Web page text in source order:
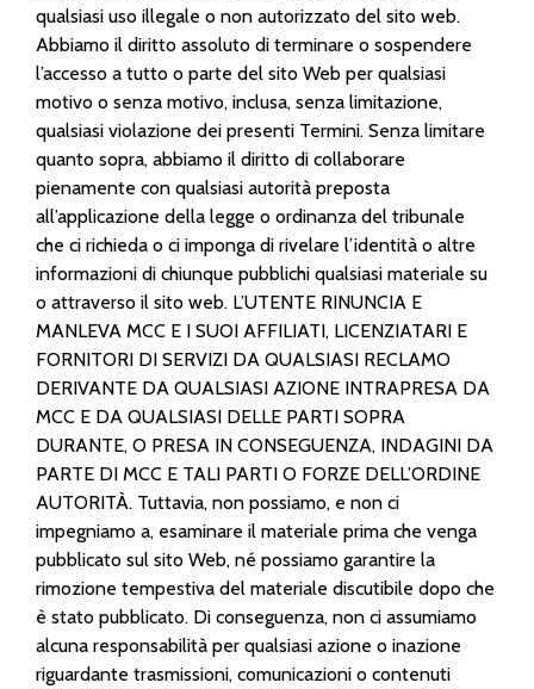
qualsiasi uso illegale o non autorizzato del sito web.
Abbiamo il diritto assoluto di terminare o sospendere
l’accesso a tutto o parte del sito Web per qualsiasi
motivo o senza motivo, inclusa, senza limitazione,
qualsiasi violazione dei presenti Termini. Senza limitare
quanto sopra, abbiamo il diritto di collaborare
pienamente con qualsiasi autorità preposta
all’applicazione della legge o ordinanza del tribunale
che ci richieda o ci imponga di rivelare l’identità o altre
informazioni di chiunque pubblichi qualsiasi materiale su
o attraverso il sito web. L’UTENTE RINUNCIA E
MANLEVA MCC E I SUOI AFFILIATI, LICENZIATARI E
FORNITORI DI SERVIZI DA QUALSIASI RECLAMO
DERIVANTE DA QUALSIASI AZIONE INTRAPRESA DA
MCC E DA QUALSIASI DELLE PARTI SOPRA
DURANTE, O PRESA IN CONSEGUENZA, INDAGINI DA
PARTE DI MCC E TALI PARTI O FORZE DELL’ORDINE
AUTORITÀ. Tuttavia, non possiamo, e non ci
impegniamo a, esaminare il materiale prima che venga
pubblicato sul sito Web, né possiamo garantire la
rimozione tempestiva del materiale discutibile dopo che
è stato pubblicato. Di conseguenza, non ci assumiamo
alcuna responsabilità per qualsiasi azione o inazione
riguardante trasmissioni, comunicazioni o contenuti